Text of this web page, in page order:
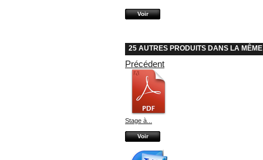
Voir
25 AUTRES PRODUITS DANS LA
Précédent
Stage à...
Voir